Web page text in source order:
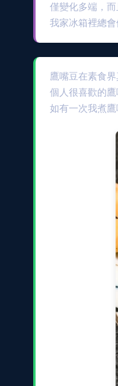
僅變化多端，
我家冰箱裡總
鷹嘴豆在素食
個人很喜歡的
如有一次我煮